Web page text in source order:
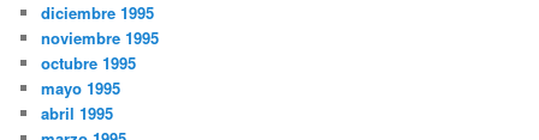
diciembre 1995
noviembre 1995
octubre 1995
mayo 1995
abril 1995